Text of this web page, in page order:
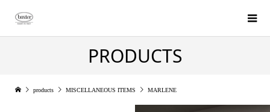
PRODUCTS
products MISCELLANEOUS ITEMS MARLENE